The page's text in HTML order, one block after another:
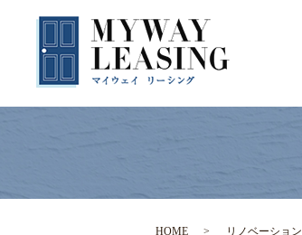
HOME リノベーション